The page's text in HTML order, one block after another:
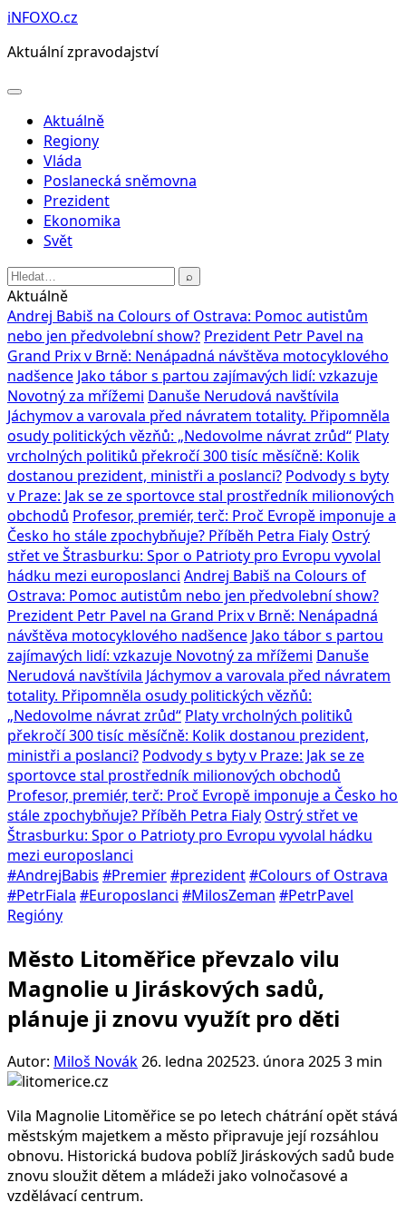
Přeskočit
obsah
iNFOXO.cz
Aktuální zpravodajství
Otevřít
Aktuálně
Regiony
Vláda
Poslanecká sněmovna
Prezident
Ekonomika
Svět
Hledat:
⌕
Aktuálně
Andrej Babiš na Colours of Ostrava: Pomoc autistům
nebo jen předvolební show? Prezident Petr Pavel na
Grand Prix v Brně: Nenápadná návštěva motocyklového
nadšence Jako tábor s partou zajímavých lidí: vzkazuje
Novotný za mřížemi Danuše Nerudová navštívila
Jáchymov a varovala před návratem totality. Připomněla
osudy politických vězňů: „Nedovolme návrat zrůd“ Platy
vrcholných politiků překročí 300 tisíc měsíčně: Kolik
dostanou prezident, ministři a poslanci? Podvody s byty
v Praze: Jak se ze sportovce stal prostředník milionových
obchodů Profesor, premiér, terč: Proč Evropě imponuje a
Česko ho stále zpochybňuje? Příběh Petra Fialy Ostrý
střet ve Štrasburku: Spor o Patrioty pro Evropu vyvolal
hádku mezi europoslanci Andrej Babiš na Colours of
Ostrava: Pomoc autistům nebo jen předvolební show?
Prezident Petr Pavel na Grand Prix v Brně: Nenápadná
návštěva motocyklového nadšence Jako tábor s partou
zajímavých lidí: vzkazuje Novotný za mřížemi Danuše
Nerudová navštívila Jáchymov a varovala před návratem
totality. Připomněla osudy politických vězňů:
„Nedovolme návrat zrůd“ Platy vrcholných politiků
překročí 300 tisíc měsíčně: Kolik dostanou prezident,
ministři a poslanci? Podvody s byty v Praze: Jak se ze
sportovce stal prostředník milionových obchodů
Profesor, premiér, terč: Proč Evropě imponuje a Česko ho
stále zpochybňuje? Příběh Petra Fialy Ostrý střet ve
Štrasburku: Spor o Patrioty pro Evropu vyvolal hádku
mezi europoslanci
#AndrejBabis #Premier#prezident#Colours of Ostrava
#PetrFiala #Europoslanci #MilosZeman #PetrPavel
Regióny
Město Litoměřice převzalo vilu
Magnolie u Jiráskových sadů,
plánuje ji znovu využít pro děti
Autor: Miloš Novák26. ledna 202523. února 20253 min
Vila Magnolie Litoměřice se po letech chátrání opět stává
městským majetkem a město připravuje její rozsáhlou
obnovu. Historická budova poblíž Jiráskových sadů bude
znovu sloužit dětem a mládeži jako volnočasové a
vzdělávací centrum.